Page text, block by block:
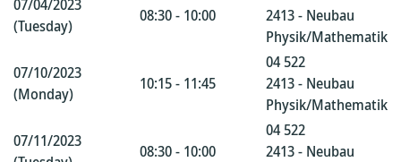
07/04/2023
(Tuesday)
08:30 - 10:00
2413 - Neubau
Physik/Mathematik
07/10/2023
(Monday)
10:15 - 11:45
04 522
2413 - Neubau
Physik/Mathematik
07/11/2023
08:30 - 10:00
04 522
2413 - Neubau